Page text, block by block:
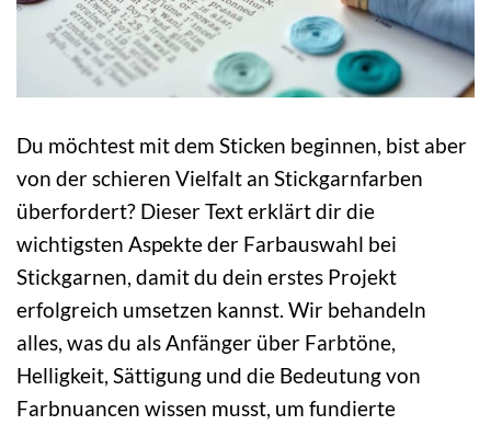
Du möchtest mit dem Sticken beginnen, bist aber
von der schieren Vielfalt an Stickgarnfarben
überfordert? Dieser Text erklärt dir die
wichtigsten Aspekte der Farbauswahl bei
Stickgarnen, damit du dein erstes Projekt
erfolgreich umsetzen kannst. Wir behandeln
alles, was du als Anfänger über Farbtöne,
Helligkeit, Sättigung und die Bedeutung von
Farbnuancen wissen musst, um fundierte